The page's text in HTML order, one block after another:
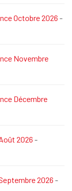
Octobre 2026 -
Novembre
Décembre
2026 -
2026 -